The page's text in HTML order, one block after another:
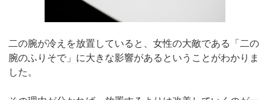
二の腕が冷えを放置していると、女性の大敵である「二の
腕のふりそで」に大きな影響があるということがわかりま
した。